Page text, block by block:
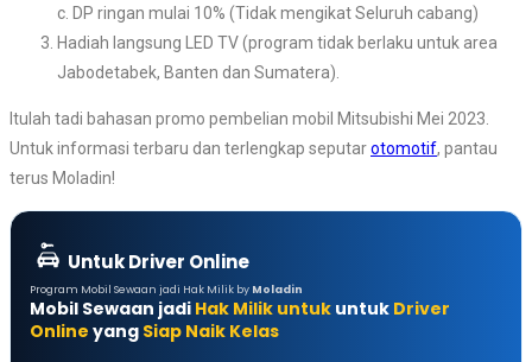
c. DP ringan mulai 10% (Tidak mengikat Seluruh cabang)
Hadiah langsung LED TV (program tidak berlaku untuk area
Jabodetabek, Banten dan Sumatera).
Itulah tadi bahasan promo pembelian mobil Mitsubishi Mei 2023.
Untuk informasi terbaru dan terlengkap seputarotomotif, pantau
terus Moladin!
Untuk Driver Online
Program Mobil Sewaan jadi Hak Milik by Moladin
Mobil Sewaan jadi Hak Milik untuk untuk Driver
Online yang Siap Naik Kelas